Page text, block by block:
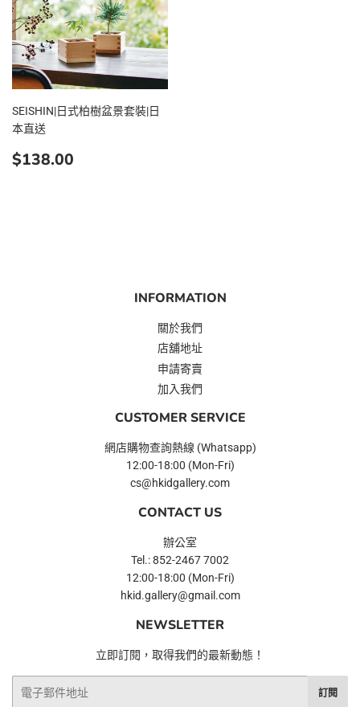
SEISHIN|日式柏樹盆景套裝|日
本直送
定
價
$138.00
INFORMATION
關於我們
店舖地址
申請寄賣
加入我們
CUSTOMER SERVICE
網店購物查詢熱線 (Whatsapp)
12:00-18:00 (Mon-Fri)
cs@hkidgallery.com
CONTACT US
辦公室
Tel.: 852-2467 7002
12:00-18:00 (Mon-Fri)
hkid.gallery@gmail.com
NEWSLETTER
立即訂閱，取得我們的最新動態！
電
訂閱